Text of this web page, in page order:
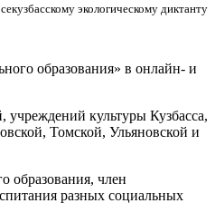
экологическому диктанту
образования» в онлайн- и
учреждений культуры Кузбасса,
Томской, Ульяновской и
образования, член
разных социальных